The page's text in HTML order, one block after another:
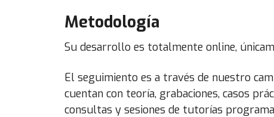
Metodología
Su desarrollo es totalmente online,
El seguimiento es a través de nuestro
cuentan con teoría, grabaciones, casos
consultas y sesiones de tutorías